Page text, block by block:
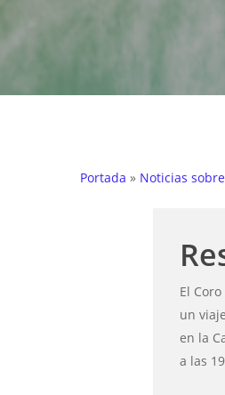
Hit enter to search or
Portada » Noticias
El
un
en la
a las